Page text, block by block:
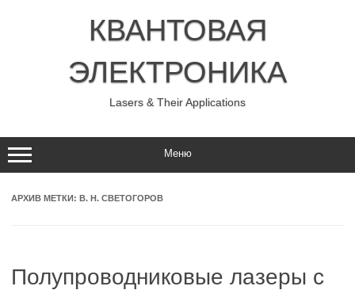
КВАНТОВАЯ
ЭЛЕКТРОНИКА
Lasers & Their Applications
Меню
АРХИВ МЕТКИ: В. Н. СВЕТОГОРОВ
Полупроводниковые лазеры с